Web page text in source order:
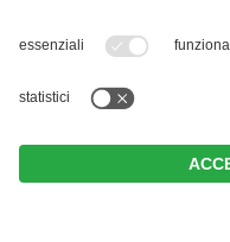
Nonostante il lavoro accurato e il
possono verificare errori. Non
tutte le informazioni.
Per motivi di sicurezza, si prega